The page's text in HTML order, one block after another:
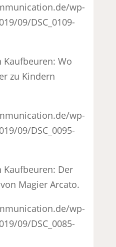
wp-
09/DSC_0109-
Kaufbeuren: Wo
zu Kindern
wp-
09/DSC_0095-
Kaufbeuren: Der
Magier Arcato.
wp-
09/DSC_0085-